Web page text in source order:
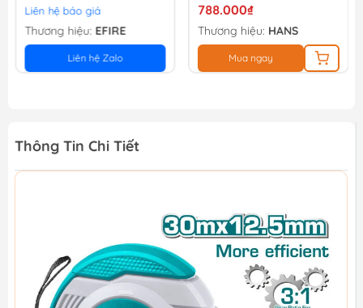
Liên hệ báo giá
Thương hiệu: EFIRE
Liên hệ Zalo
788.000₫
Thương hiệu: HANS
Mua ngay
Thông Tin Chi Tiết